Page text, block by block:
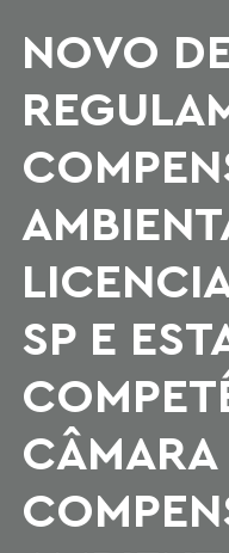
NOVO
SP E
CÂMARA